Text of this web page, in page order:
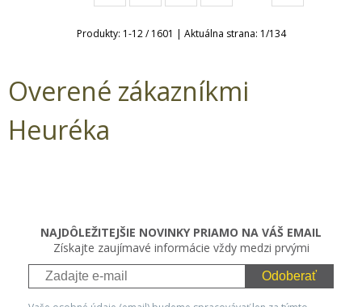
Produkty: 1-12/1601 | Aktuálna strana: 1/134
Overené zákazníkmi
Heuréka
NAJDÔLEŽITEJŠIE NOVINKY PRIAMO NA VÁŠ EMAIL
Získajte zaujímavé informácie vždy medzi prvými
Odoberať